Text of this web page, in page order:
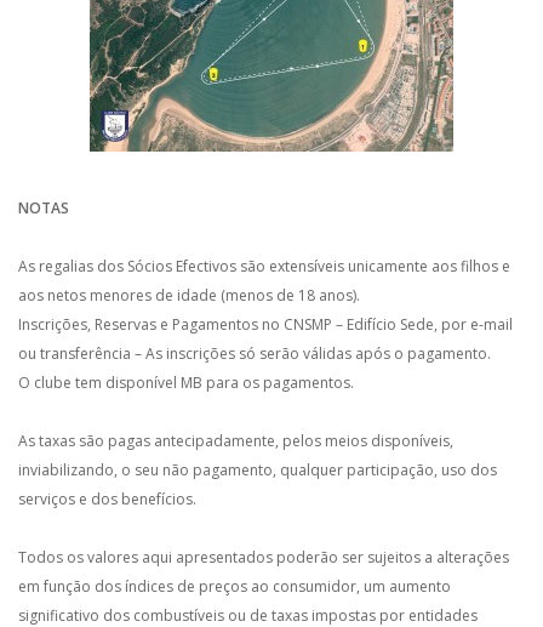
NOTAS
As regalias dos Sócios Efectivos são extensíveis unicamente aos filhos e
aos netos menores de idade (menos de 18 anos).
Inscrições, Reservas e Pagamentos no CNSMP – Edifício Sede, por e-mail
ou transferência – As inscrições só serão válidas após o pagamento.
O clube tem disponível MB para os pagamentos.
As taxas são pagas antecipadamente, pelos meios disponíveis,
inviabilizando, o seu não pagamento, qualquer participação, uso dos
serviços e dos benefícios.
Todos os valores aqui apresentados poderão ser sujeitos a alterações
em função dos índices de preços ao consumidor, um aumento
significativo dos combustíveis ou de taxas impostas por entidades